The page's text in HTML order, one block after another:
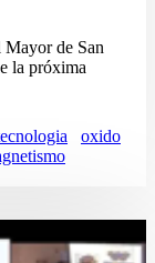
de San
la próxima
oxido